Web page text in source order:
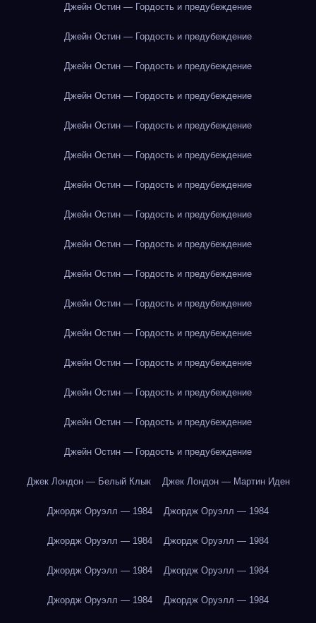
Джейн Остин — Гордость и предубеждение
Джейн Остин — Гордость и предубеждение
Джейн Остин — Гордость и предубеждение
Джейн Остин — Гордость и предубеждение
Джейн Остин — Гордость и предубеждение
Джейн Остин — Гордость и предубеждение
Джейн Остин — Гордость и предубеждение
Джейн Остин — Гордость и предубеждение
Джейн Остин — Гордость и предубеждение
Джейн Остин — Гордость и предубеждение
Джейн Остин — Гордость и предубеждение
Джейн Остин — Гордость и предубеждение
Джейн Остин — Гордость и предубеждение
Джейн Остин — Гордость и предубеждение
Джейн Остин — Гордость и предубеждение
Джейн Остин — Гордость и предубеждение
Джек Лондон — Белый Клык Джек Лондон — Мартин Иден
Джордж Оруэлл — 1984 Джордж Оруэлл — 1984
Джордж Оруэлл — 1984 Джордж Оруэлл — 1984
Джордж Оруэлл — 1984 Джордж Оруэлл — 1984
Джордж Оруэлл — 1984 Джордж Оруэлл — 1984